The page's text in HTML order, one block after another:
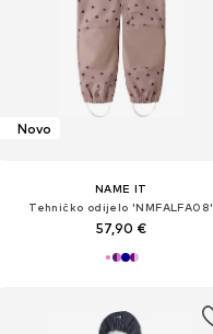
Novo
NAME IT
Tehničko odijelo 'NMFALFA08'
57,90 €